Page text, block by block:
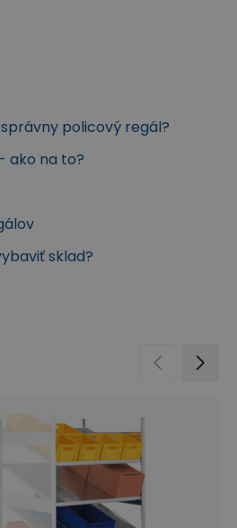
policový regál?
ako na to?
sklad?